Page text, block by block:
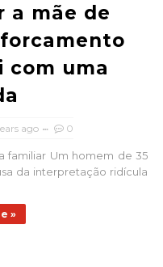
a mãe de
com uma
ago 0
familiar Um homem de 35
da interpretação ridícula
»